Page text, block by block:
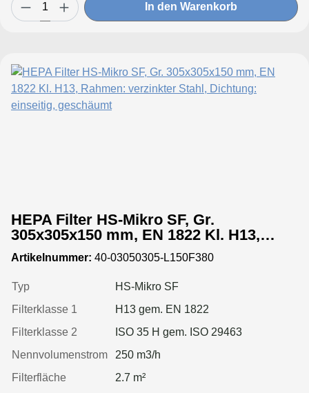
In den Warenkorb
HEPA Filter HS-Mikro SF, Gr.
305x305x150 mm, EN 1822 Kl. H13,
Rahmen: verzinkter Stahl, Dichtung:
einseitig, geschäumt
Artikelnummer: 40-03050305-L150F380
Typ
HS-Mikro SF
Filterklasse 1
H13 gem. EN 1822
Filterklasse 2
ISO 35 H gem. ISO 29463
Nennvolumenstrom
250 m3/h
Filterfläche
2.7 m²